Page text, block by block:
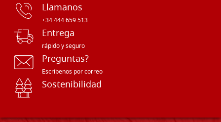
Llamanos
+34 444 659 513
Entrega
rápido y seguro
Preguntas?
Escríbenos por correo
Sostenibilidad